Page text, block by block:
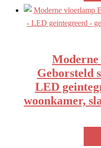
Moderne
Geborsteld
LED
woonkamer,